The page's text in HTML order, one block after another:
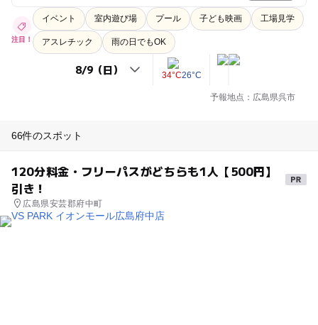
注目！
イベント 室内遊び場 プール 子ども映画 工場見学
アスレチック 雨の日でもOK
34°C26°C
予報地点：広島県呉市
66件のスポット
120分料金・フリーパスがどちらも1人【500円】
引き！
広島県安芸郡府中町